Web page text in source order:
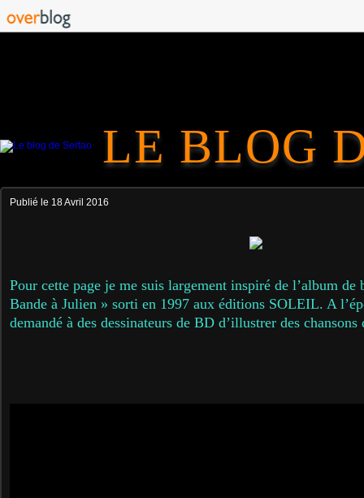
LE BLOG
Publié le 18 Avril 2016
Pour cette page je me suis largement inspiré de l’album de
Bande à Julien » sorti en 1997 aux éditions SOLEIL. A
demandé à des dessinateurs de BD d’illustrer des chansons